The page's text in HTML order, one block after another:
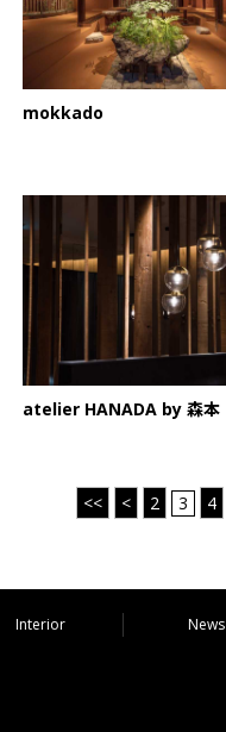
mokkado
atelier HANADA by 森本
<< < 2 3 4
Interior News